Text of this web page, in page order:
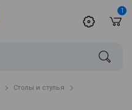
1
Столы и стулья